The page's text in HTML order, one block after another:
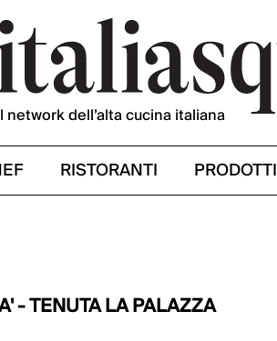
network dell’alta cucina italiana
RISTORANTI PRODOTTI
- TENUTA LA PALAZZA